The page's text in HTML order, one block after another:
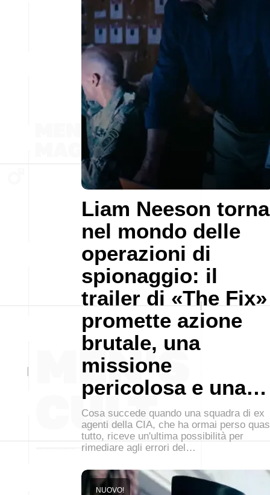
Liam Neeson torna
nel mondo delle
operazioni di
spionaggio: il
trailer di «The Fix»
promette azione
brutale, una
missione
pericolosa e una…
Cosa succede quando una squadra di ex
agenti della CIA, che ha ormai perso
tutto, riceve un'ultima possibilità per
rimediare agli errori del…
NUOVO!